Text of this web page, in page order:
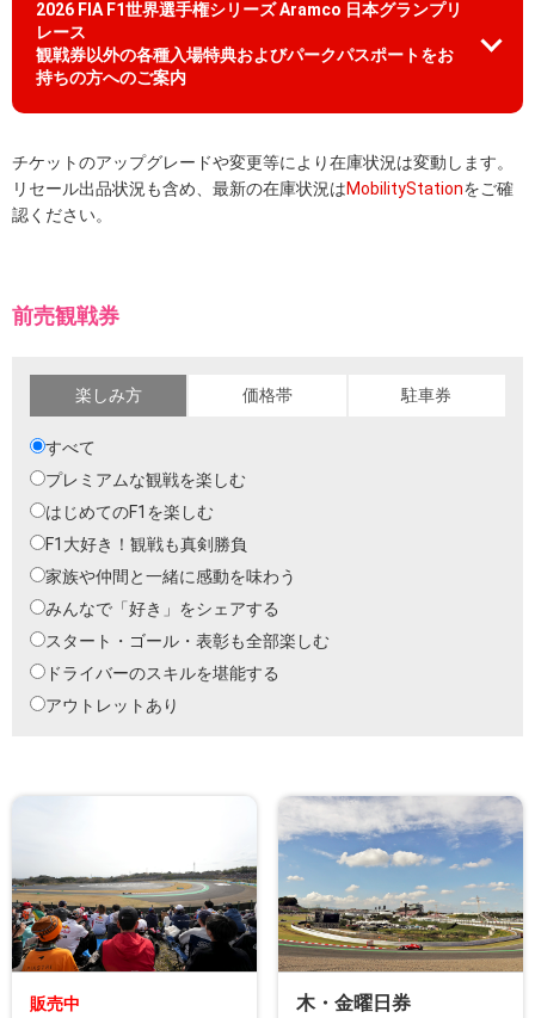
2026 FIA F1世界選手権シリーズ Aramco 日本グランプリ
レース
観戦券以外の各種入場特典およびパークパスポートをお
持ちの方へのご案内
チケットのアップグレードや変更等により在庫状況は変動します。
リセール出品状況も含め、最新の在庫状況はMobilityStationをご確
認ください。
前売観戦券
楽しみ方 価格帯 駐車券
すべて
プレミアムな観戦を楽しむ
はじめてのF1を楽しむ
F1大好き！観戦も真剣勝負
家族や仲間と一緒に感動を味わう
みんなで「好き」をシェアする
スタート・ゴール・表彰も全部楽しむ
ドライバーのスキルを堪能する
アウトレットあり
販売中
木・金曜日券